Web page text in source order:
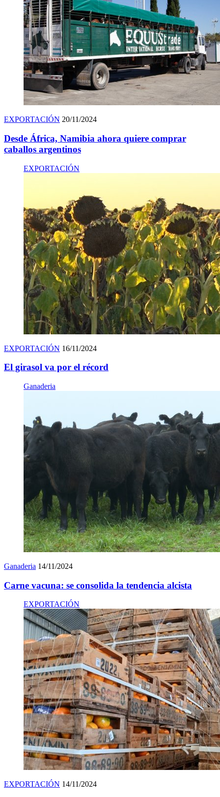
EXPORTACIÓN 20/11/2024
Desde África, Namibia ahora quiere comprar
caballos argentinos
EXPORTACIÓN
EXPORTACIÓN 16/11/2024
El girasol va por el récord
Ganaderia
Ganaderia 14/11/2024
Carne vacuna: se consolida la tendencia alcista
EXPORTACIÓN
EXPORTACIÓN 14/11/2024